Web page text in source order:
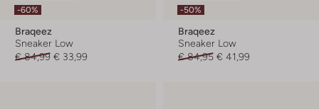
-60%
Braqeez
Sneaker Low
€ 84,99 € 33,99
-50%
Braqeez
Sneaker Low
€ 84,95 € 41,99